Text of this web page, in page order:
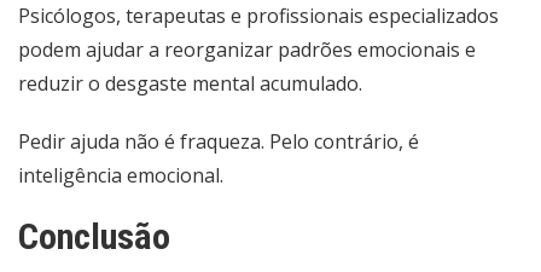
Psicólogos, terapeutas e profissionais especializados
podem ajudar a reorganizar padrões emocionais e
reduzir o desgaste mental acumulado.
Pedir ajuda não é fraqueza. Pelo contrário, é
inteligência emocional.
Conclusão